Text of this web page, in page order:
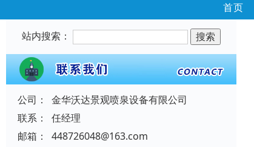
首页
站内搜索：
公司：
金华沃达景观喷泉设备有限公司
联系：
任经理
邮箱：
448726048@163.com